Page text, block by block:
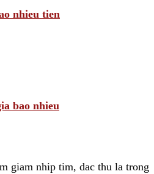
nhieu tien
bao nhieu
giam nhip tim, dac thu la trong